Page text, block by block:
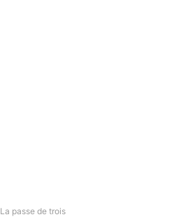
La passe de trois